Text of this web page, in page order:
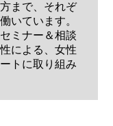
まで、それぞ
いています。
ミナー＆相談
による、女性
トに取り組み